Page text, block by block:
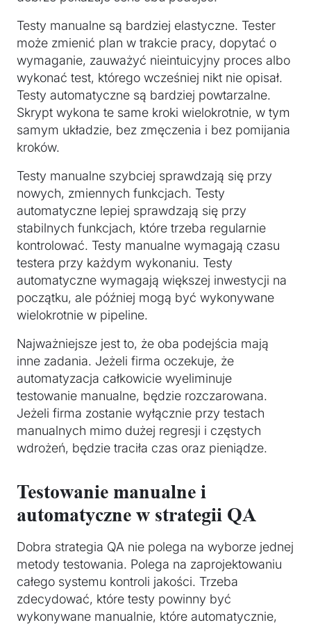
Testy manualne są bardziej elastyczne. Tester
może zmienić plan w trakcie pracy, dopytać o
wymaganie, zauważyć nieintuicyjny proces albo
wykonać test, którego wcześniej nikt nie opisał.
Testy automatyczne są bardziej powtarzalne.
Skrypt wykona te same kroki wielokrotnie, w tym
samym układzie, bez zmęczenia i bez pomijania
kroków.
Testy manualne szybciej sprawdzają się przy
nowych, zmiennych funkcjach. Testy
automatyczne lepiej sprawdzają się przy
stabilnych funkcjach, które trzeba regularnie
kontrolować. Testy manualne wymagają czasu
testera przy każdym wykonaniu. Testy
automatyczne wymagają większej inwestycji na
początku, ale później mogą być wykonywane
wielokrotnie w pipeline.
Najważniejsze jest to, że oba podejścia mają
inne zadania. Jeżeli firma oczekuje, że
automatyzacja całkowicie wyeliminuje
testowanie manualne, będzie rozczarowana.
Jeżeli firma zostanie wyłącznie przy testach
manualnych mimo dużej regresji i częstych
wdrożeń, będzie traciła czas oraz pieniądze.
Testowanie manualne i
automatyczne w strategii QA
Dobra strategia QA nie polega na wyborze jednej
metody testowania. Polega na zaprojektowaniu
całego systemu kontroli jakości. Trzeba
zdecydować, które testy powinny być
wykonywane manualnie, które automatycznie,